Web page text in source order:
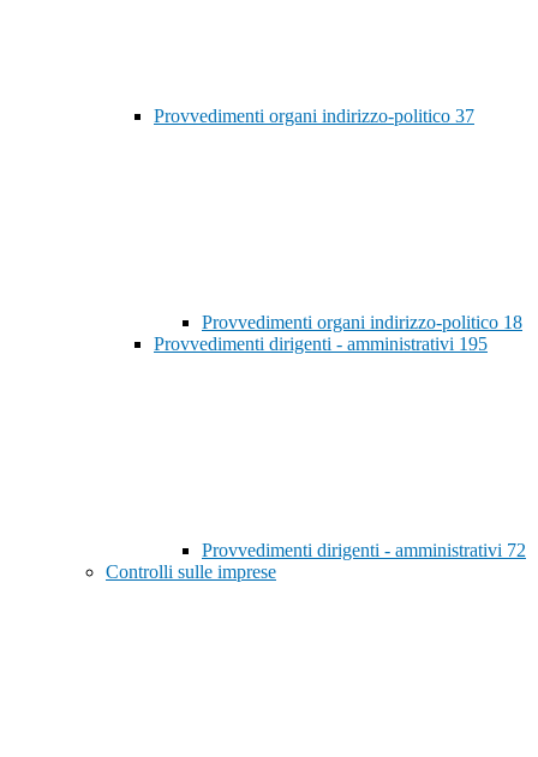
Provvedimenti organi indirizzo-politico 37
Provvedimenti organi indirizzo-politico 18
Provvedimenti dirigenti - amministrativi 195
Provvedimenti dirigenti - amministrativi 72
Controlli sulle imprese